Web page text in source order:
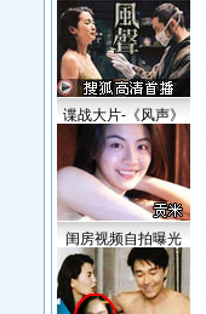
谍战大片-《风声》
闺房视频自拍曝光